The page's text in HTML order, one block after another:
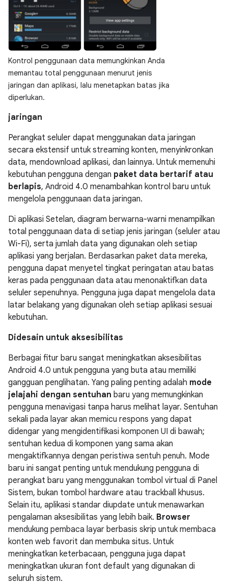
Kontrol penggunaan data memungkinkan Anda
memantau total penggunaan menurut jenis
jaringan dan aplikasi, lalu menetapkan batas jika
diperlukan.
jaringan
Perangkat seluler dapat menggunakan data jaringan
secara ekstensif untuk streaming konten, menyinkronkan
data, mendownload aplikasi, dan lainnya. Untuk memenuhi
kebutuhan pengguna dengan paket data bertarif atau
berlapis, Android 4.0 menambahkan kontrol baru untuk
mengelola penggunaan data jaringan.
Di aplikasi Setelan, diagram berwarna-warni menampilkan
total penggunaan data di setiap jenis jaringan (seluler atau
Wi-Fi), serta jumlah data yang digunakan oleh setiap
aplikasi yang berjalan. Berdasarkan paket data mereka,
pengguna dapat menyetel tingkat peringatan atau batas
keras pada penggunaan data atau menonaktifkan data
seluler sepenuhnya. Pengguna juga dapat mengelola data
latar belakang yang digunakan oleh setiap aplikasi sesuai
kebutuhan.
Didesain untuk aksesibilitas
Berbagai fitur baru sangat meningkatkan aksesibilitas
Android 4.0 untuk pengguna yang buta atau memiliki
gangguan penglihatan. Yang paling penting adalah mode
jelajahi dengan sentuhan baru yang memungkinkan
pengguna menavigasi tanpa harus melihat layar. Sentuhan
sekali pada layar akan memicu respons yang dapat
didengar yang mengidentifikasi komponen UI di bawah;
sentuhan kedua di komponen yang sama akan
mengaktifkannya dengan peristiwa sentuh penuh. Mode
baru ini sangat penting untuk mendukung pengguna di
perangkat baru yang menggunakan tombol virtual di Panel
Sistem, bukan tombol hardware atau trackball khusus.
Selain itu, aplikasi standar diupdate untuk menawarkan
pengalaman aksesibilitas yang lebih baik. Browser
mendukung pembaca layar berbasis skrip untuk membaca
konten web favorit dan membuka situs. Untuk
meningkatkan keterbacaan, pengguna juga dapat
meningkatkan ukuran font default yang digunakan di
seluruh sistem.